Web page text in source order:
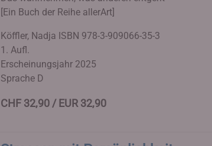
[Ein Buch der Reihe allerArt]
Köffler, Nadja ISBN 978-3-909066-35-3
1. Aufl.
Erscheinungsjahr 2025
Sprache D
CHF 32,90 / EUR 32,90